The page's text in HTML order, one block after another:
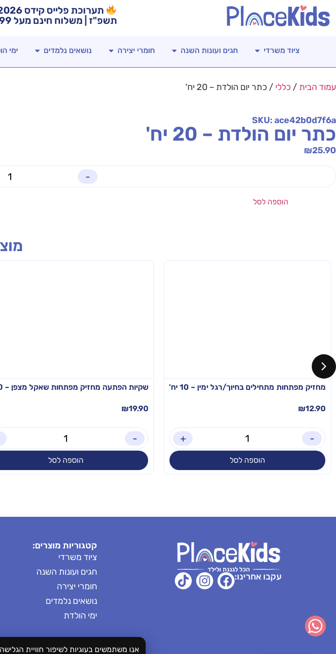
תשפ"ז | משלוח חינם מעל 999 ₪ | מתנות מטורפות בכל רכישה!
ציוד משרדי חגים ועונות השנה חומרי יצירה נושאים נלמדים ימי
עמוד הבית / כללי / כתר יום הולדת – 20 יח'
SKU: ace42b0d7f6a
כתר יום הולדת – 20 יח'
₪25.90
-
הוספה לסל
מחזיק מפתחות מתחילים בחיוך/רגל ימין – 10 יח'
₪12.90
-
+
הוספה לסל
שקיות הפתעה מחזיק מפתחות שאקל מצפן – 10 יח'
₪19.90
-
הוספה לסל
עקבו אחרינו:
קטגוריות מוצרים:
ציוד משרדי
חגים ועונות השנה
חומרי יצירה
נושאים נלמדים
ימי הולדת
אנו משתמשים בעוגיות לשיפור חוויית הגלישה